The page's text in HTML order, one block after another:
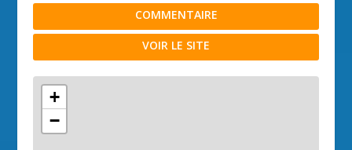
COMMENTAIRE
VOIR LE SITE
+
−